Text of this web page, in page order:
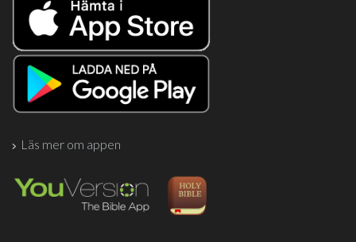
Läs mer om appen